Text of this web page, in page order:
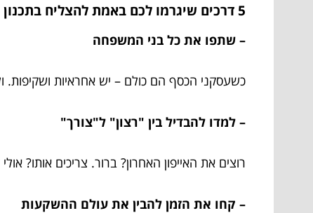
5 דרכים שיגרמו לכם באמת להצליח בתכנון פיננסי משפחתי
– שתפו את כל בני המשפחה
כשעסקני הכסף הם כולם – יש אחראיות
– למדו להבדיל בין "רצון" ל"צורך"
רוצים את האייפון האחרון? ברור. צריכים אותו?
– קחו את הזמן להבין את עולם ההשקעות